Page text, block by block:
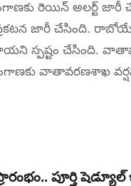
రెయిన్ అలర్ట్ జారీ
జారీ చేసింది.
స్పష్టం చేసింది.
వాతావరణశాఖ
పూర్తి షెడ్యూల్